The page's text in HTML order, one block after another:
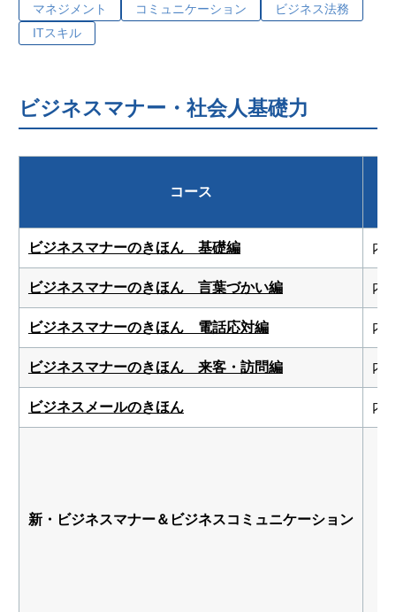
マネジメント
コミュニケーション
ビジネス法務
ITスキル
ビジネスマナー・社会人基礎力
コース
ビジネスマナーのきほん 基礎編 内
ビジネスマナーのきほん 言葉づかい編 内
ビジネスマナーのきほん 電話応対編 内
ビジネスマナーのきほん 来客・訪問編 内
ビジネスメールのきほん 内
新・ビジネスマナー＆ビジネスコミュニケーション